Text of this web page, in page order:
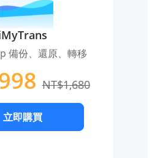
備份、還原、轉移
NT$1,680
立即購買